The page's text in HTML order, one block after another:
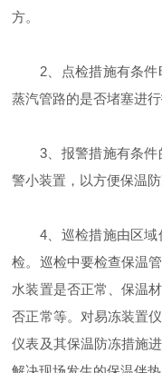
方。
2、点检措施有条件
蒸汽管路的是否堵塞进
3、报警措施有条件
警小装置，以方便保温
4、巡检措施由区域
检。巡检中要检查保温
水装置是否正常、保温
否正常等。对易冻装置
仪表及其保温防冻措施